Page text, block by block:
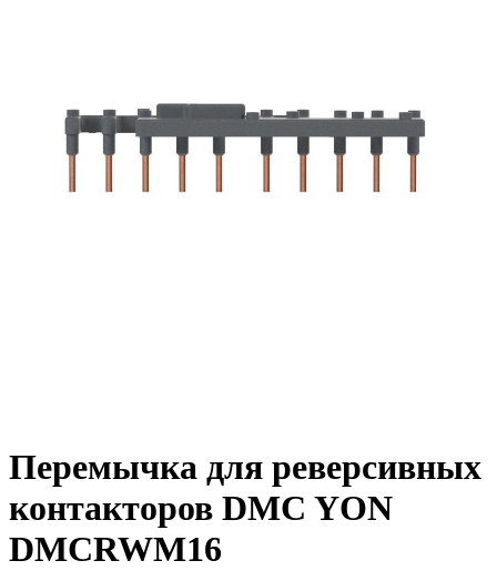
Перемычка для реверсивных
контакторов DMC YON
DMCRWM16